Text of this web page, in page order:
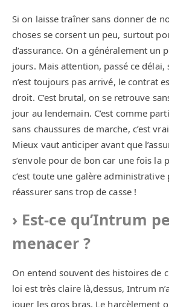
Si on laisse traîner sans donner de
choses se corsent un peu, surtout
d’assurance. On a généralement un
jours. Mais attention, passé ce délai,
n’est toujours pas arrivé, le contrat
droit. C’est brutal, on se retrouve
jour au lendemain. C’est comme
sans chaussures de marche, c’est
Mieux vaut anticiper avant que
s’envole pour de bon car une fois la
c’est toute une galère administrative
réassurer sans trop de casse !
Est-ce qu’Intrum
menacer ?
On entend souvent des histoires de
loi est très claire là,dessus, Intrum
jouer les gros bras. Le harcèlement